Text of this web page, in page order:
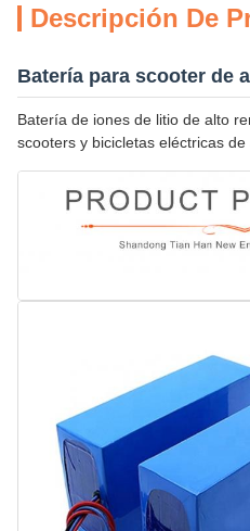
Descripción De
Batería para scooter de
Batería de iones de litio de alto
scooters y bicicletas eléctricas de